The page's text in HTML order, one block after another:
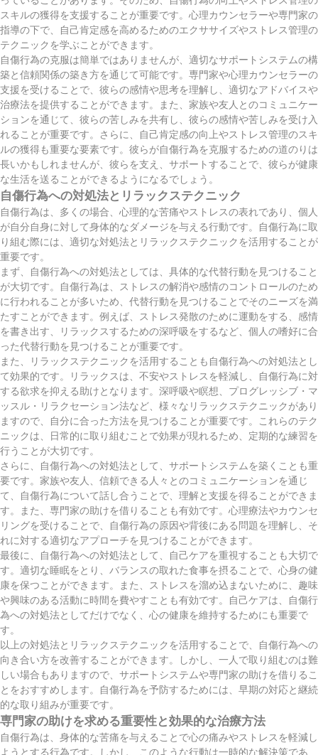
スキルの獲得を支援することが重要です。心理カウンセラーや専門家の
指導の下で、自己肯定感を高めるためのエクササイズやストレス管理の
テクニックを学ぶことができます。
自傷行為の克服は簡単ではありませんが、適切なサポートシステムの構
築と信頼関係の築き方を通じて可能です。専門家や心理カウンセラーの
支援を受けることで、彼らの感情や思考を理解し、適切なアドバイスや
治療法を提供することができます。また、家族や友人とのコミュニケー
ションを通じて、彼らの苦しみを共有し、彼らの感情や苦しみを受け入
れることが重要です。さらに、自己肯定感の向上やストレス管理のスキ
ルの獲得も重要な要素です。彼らが自傷行為を克服するための道のりは
長いかもしれませんが、彼らを支え、サポートすることで、彼らが健康
な生活を送ることができるようになるでしょう。
自傷行為への対処法とリラックステクニック
自傷行為は、多くの場合、心理的な苦痛やストレスの表れであり、個人
が自分自身に対して身体的なダメージを与える行動です。自傷行為に取
り組む際には、適切な対処法とリラックステクニックを活用することが
重要です。
まず、自傷行為への対処法としては、具体的な代替行動を見つけること
が大切です。自傷行為は、ストレスの解消や感情のコントロールのため
に行われることが多いため、代替行動を見つけることでそのニーズを満
たすことができます。例えば、ストレス発散のために運動をする、感情
を書き出す、リラックスするための深呼吸をするなど、個人の嗜好に合
った代替行動を見つけることが重要です。
また、リラックステクニックを活用することも自傷行為への対処法とし
て効果的です。リラックスは、不安やストレスを軽減し、自傷行為に対
する欲求を抑える助けとなります。深呼吸や瞑想、プログレッシブ・マ
ッスル・リラクセーション法など、様々なリラックステクニックがあり
ますので、自分に合った方法を見つけることが重要です。これらのテク
ニックは、日常的に取り組むことで効果が現れるため、定期的な練習を
行うことが大切です。
さらに、自傷行為への対処法として、サポートシステムを築くことも重
要です。家族や友人、信頼できる人々とのコミュニケーションを通じ
て、自傷行為について話し合うことで、理解と支援を得ることができま
す。また、専門家の助けを借りることも有効です。心理療法やカウンセ
リングを受けることで、自傷行為の原因や背後にある問題を理解し、そ
れに対する適切なアプローチを見つけることができます。
最後に、自傷行為への対処法として、自己ケアを重視することも大切で
す。適切な睡眠をとり、バランスの取れた食事を摂ることで、心身の健
康を保つことができます。また、ストレスを溜め込まないために、趣味
や興味のある活動に時間を費やすことも有効です。自己ケアは、自傷行
為への対処法としてだけでなく、心の健康を維持するためにも重要で
す。
以上の対処法とリラックステクニックを活用することで、自傷行為への
向き合い方を改善することができます。しかし、一人で取り組むのは難
しい場合もありますので、サポートシステムや専門家の助けを借りるこ
とをおすすめします。自傷行為を予防するためには、早期の対応と継続
的な取り組みが重要です。
専門家の助けを求める重要性と効果的な治療方法
自傷行為は、身体的な苦痛を与えることで心の痛みやストレスを軽減し